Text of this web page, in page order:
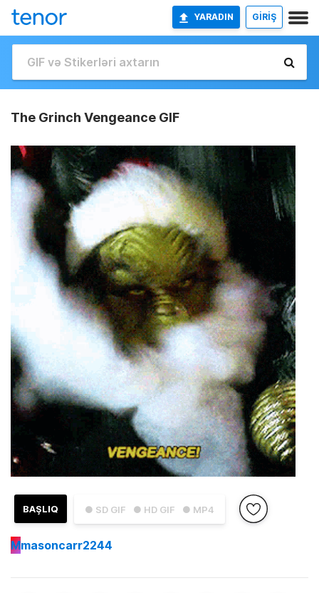
YARADIN GİRİŞ
The Grinch Vengeance GIF
● SD GIF ● HD GIF ● MP4
BAŞLIQ
Mmasoncarr2244